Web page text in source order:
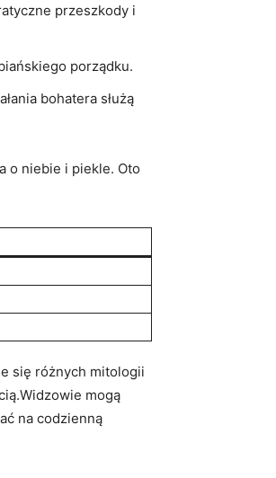
przeszkody i
porządku.
bohatera służą
o niebie i piekle. Oto
się różnych mitologii
mogą
na codzienną